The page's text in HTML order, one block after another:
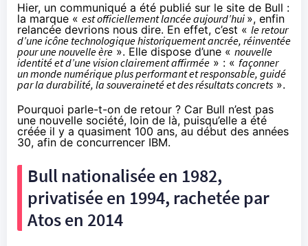
Hier, un communiqué a été publié sur le site de Bull :
la marque « est officiellement lancée aujourd’hui », enfin
relancée devrions nous dire. En effet, c’est « le retour
d’une icône technologique historiquement ancrée, réinventée
pour une nouvelle ère ». Elle dispose d’une « nouvelle
identité et d’une vision clairement affirmée » : « façonner
un monde numérique plus performant et responsable, guidé
par la durabilité, la souveraineté et des résultats concrets ».
Pourquoi parle-t-on de retour ? Car Bull n’est pas
une nouvelle société, loin de là, puisqu’elle a été
créée il y a quasiment 100 ans, au début des années
30, afin de concurrencer IBM.
Bull nationalisée en 1982,
privatisée en 1994, rachetée par
Atos en 2014